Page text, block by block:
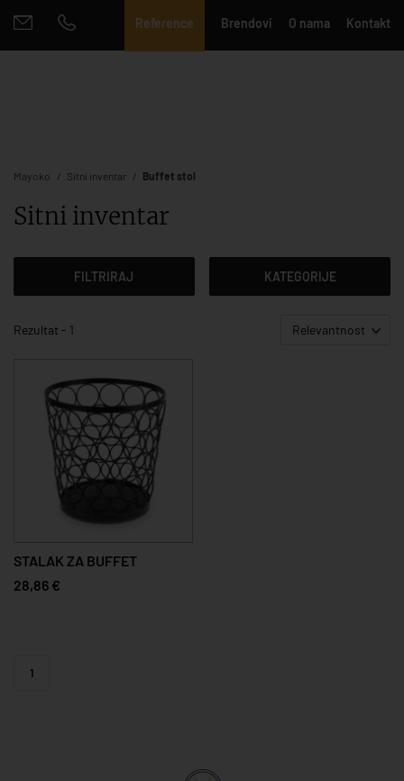
Reference Brendovi O nama Kontakt
Mayoko Sitni inventar Buffet stol
Sitni inventar
FILTRIRAJ KATEGORIJE
Rezultat - 1 Relevantnost
STALAK ZA BUFFET
28,86 €
1